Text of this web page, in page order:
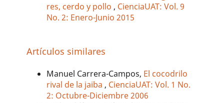
res, cerdo y pollo , CienciaUAT: Vol. 9
No. 2: Enero-Junio 2015
Artículos similares
Manuel Carrera-Campos, El cocodrilo
rival de la jaiba , CienciaUAT: Vol. 1 No.
2: Octubre-Diciembre 2006